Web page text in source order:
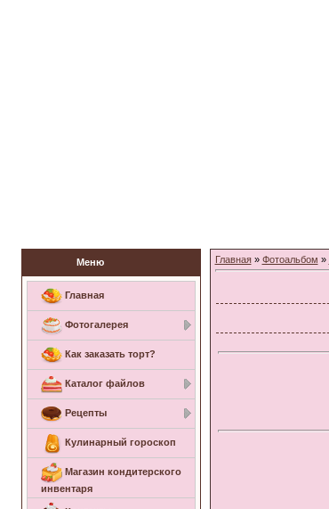
Меню
Главная
Фотогалерея
Как заказать торт?
Каталог файлов
Рецепты
Кулинарный гороскоп
Магазин кондитерского
инвентаря
Главная» Фотоальбом »